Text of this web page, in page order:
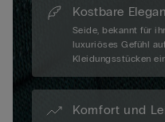
Kostbare
Seide, bekannt für
luxuriöses Gefühl
Kleidungsstücken
Komfort und